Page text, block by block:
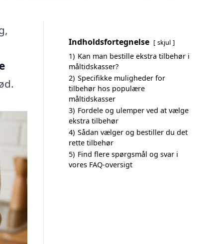
Indholdsfortegnelse skjul
1) Kan man bestille ekstra tilbehør i
måltidskasser?
2) Specifikke muligheder for
tilbehør hos populære
måltidskasser
3) Fordele og ulemper ved at vælge
ekstra tilbehør
4) Sådan vælger og bestiller du det
rette tilbehør
5) Find flere spørgsmål og svar i
vores FAQ-oversigt